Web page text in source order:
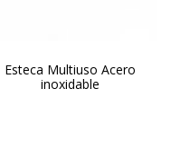
Esteca Multiuso Acero
inoxidable